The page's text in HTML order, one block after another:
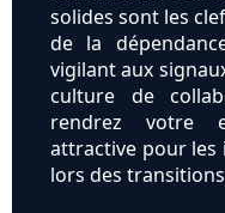
solides sont les
de la
vigilant aux
culture de
rendrez votre
attractive pour les
lors des